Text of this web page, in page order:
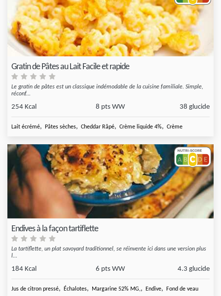
Gratin de Pâtes au Lait Facile et rapide
Le gratin de pâtes est un classique indémodable de la cuisine familiale. Simple,
réconf...
254 Kcal 8 pts WW 38 glucide
Lait écrémé, Pâtes sèches, Cheddar Râpé, Crème liquide 4%, Crème
Endives à la façon tartiflette
La tartiflette, un plat savoyard traditionnel, se réinvente ici dans une version plus
l...
184 Kcal 6 pts WW 4.3 glucide
Jus de citron pressé, Échalotes, Margarine 52% MG,, Endive, Fond de veau